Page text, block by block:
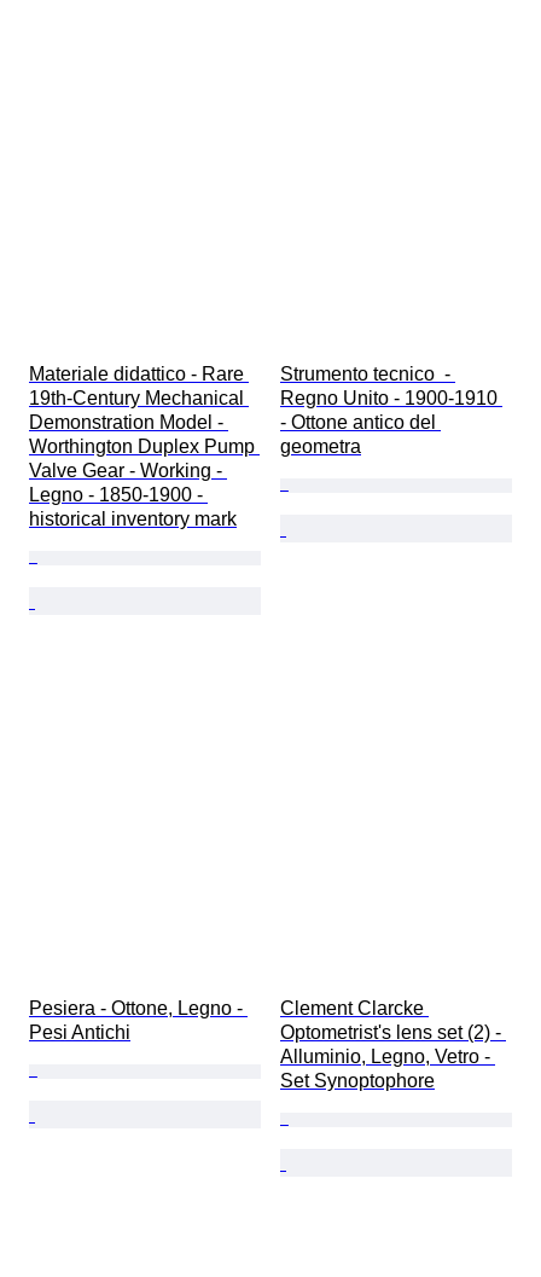
Materiale didattico - Rare
19th-Century Mechanical
Demonstration Model -
Worthington Duplex Pump
Valve Gear - Working -
Legno - 1850-1900 -
historical inventory mark
Strumento tecnico  -
Regno Unito - 1900-1910
- Ottone antico del
geometra
Pesiera - Ottone, Legno -
Pesi Antichi
Clement Clarcke
Optometrist's lens set (2) -
Alluminio, Legno, Vetro -
Set Synoptophore